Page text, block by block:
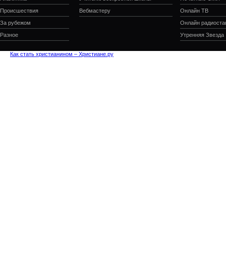
Происшествия
За рубежом
Разное
Вебмастеру
Онлайн ТВ
Онлайн
Утренняя Звезда
Как стать христианином – Христиане.ру